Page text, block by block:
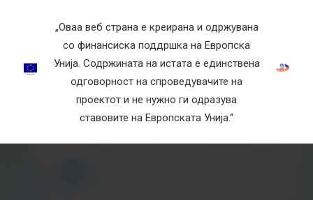
„Оваа веб страна е креирана и одржувана
со финансиска поддршка на Европска
Унија. Содржината на истата е единствена
одговорност на спроведувачите на
проектот и не нужно ги одразува
ставовите на Европската Унија.“